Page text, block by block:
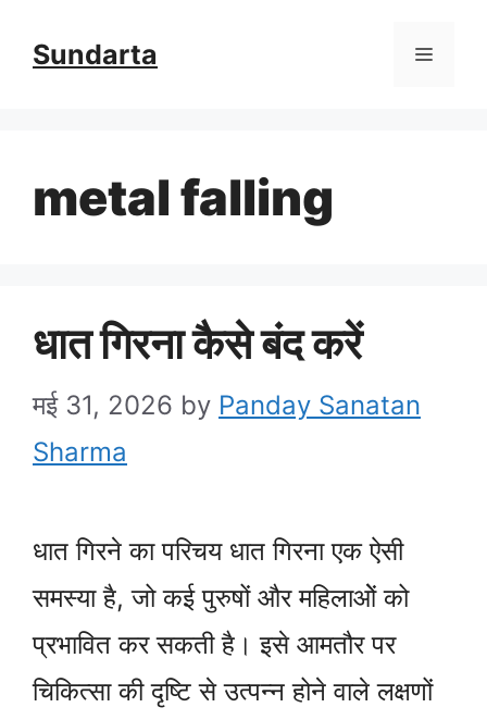
Sundarta Menu
metal falling
धात गिरना कैसे बंद करें
मई 31, 2026 by Panday Sanatan
Sharma
धात गिरने का परिचय धात गिरना एक ऐसी
समस्या है, जो कई पुरुषों और महिलाओें को
प्रभावित कर सकती है। इसे आमतौर पर
चिकित्सा की दृष्टि से उत्पन्न होने वाले लक्षणों